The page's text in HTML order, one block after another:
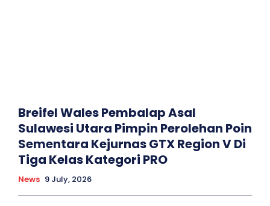
Breifel Wales Pembalap Asal
Sulawesi Utara Pimpin Perolehan Poin
Sementara Kejurnas GTX Region V Di
Tiga Kelas Kategori PRO
News 9 July, 2026